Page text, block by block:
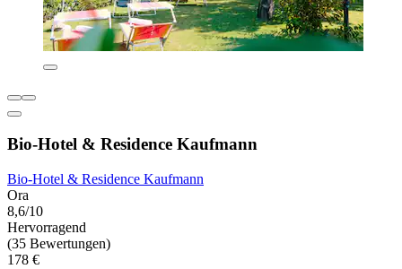
Bio-Hotel & Residence Kaufmann
Bio-Hotel & Residence Kaufmann
Ora
8,6/10
Hervorragend
(35 Bewertungen)
178 €